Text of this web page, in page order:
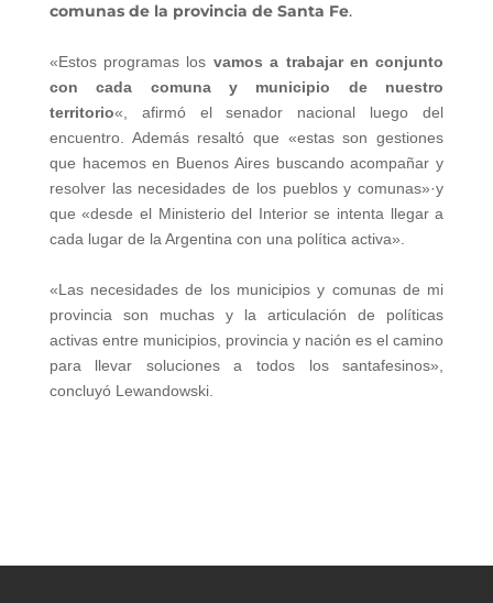
comunas de la provincia de Santa Fe.
«Estos programas los vamos a trabajar en conjunto
con cada comuna y municipio de nuestro
territorio«, afirmó el senador nacional luego del
encuentro. Además resaltó que «estas son gestiones
que hacemos en Buenos Aires buscando acompañar y
resolver las necesidades de los pueblos y comunas»·y
que «desde el Ministerio del Interior se intenta llegar a
cada lugar de la Argentina con una política activa».
«Las necesidades de los municipios y comunas de mi
provincia son muchas y la articulación de políticas
activas entre municipios, provincia y nación es el camino
para llevar soluciones a todos los santafesinos»,
concluyó Lewandowski.